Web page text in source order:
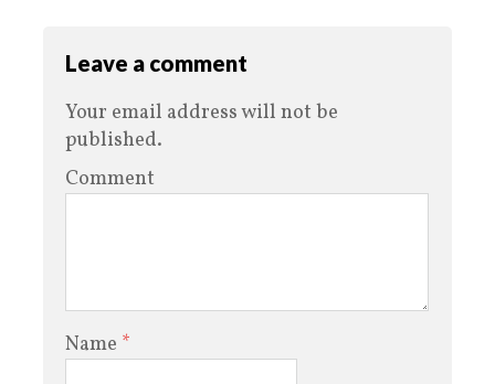
Leave a comment
Your email address will not be
published.
Comment
Name *